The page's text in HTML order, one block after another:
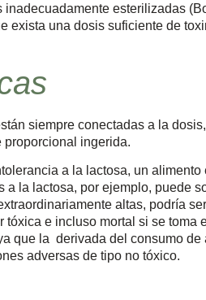
esterilizadas
exista una dosis suficiente de
siempre conectadas a la
proporcional ingerida.
a la lactosa, un
la lactosa, por ejemplo, puede
altas, podría
tóxica e incluso mortal si se toma
que la derivada del consumo de
adversas de tipo no tóxico.